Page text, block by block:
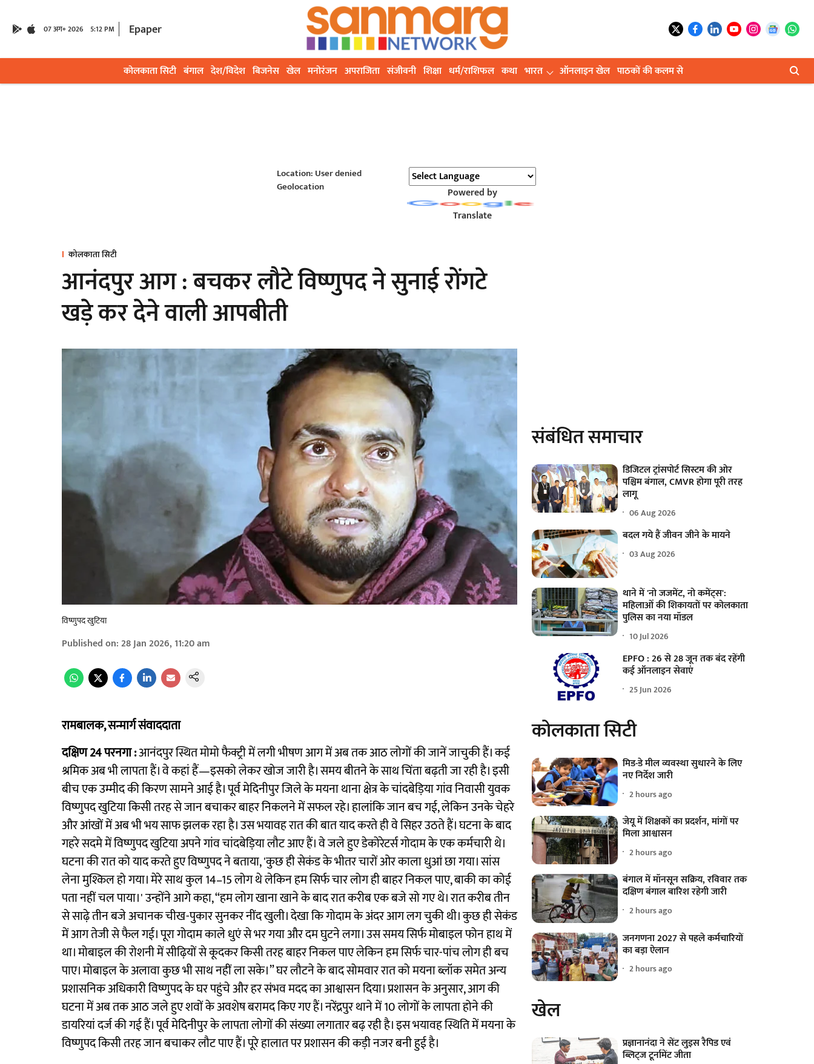
07 अग॰ 2026 5:12 PM Epaper
कोलकाता सिटी बंगाल देश/विदेश बिजनेस खेल मनोरंजन अपराजिता संजीवनी शिक्षा धर्म/राशिफल कथा भारत ऑनलाइन खेल पाठकों की कलम से
Location: User denied
Geolocation
Powered by
Translate
कोलकाता सिटी
आनंदपुर आग : बचकर लौटे विष्णुपद ने सुनाई रोंगटे
खड़े कर देने वाली आपबीती
विष्णुपद खुटिया
Published on:28 Jan 2026, 11:20 am
रामबालक, सन्मार्ग संवाददाता
दक्षिण 24 परनगा :आनंदपुर स्थित मोमो फैक्ट्री में लगी भीषण आग में अब तक आठ लोगों की जानें जाचुकी हैं। कई
श्रमिक अब भी लापता हैं। वे कहां हैं—इसको लेकर खोज जारी है। समय बीतने के साथ चिंता बढ़ती जा रही है। इसी
बीच एक उम्मीद की किरण सामने आई है। पूर्व मेदिनीपुर जिले के मयना थाना क्षेत्र के चांदबेड़िया गांव निवासी युवक
विष्णुपद खुटिया किसी तरह से जान बचाकर बाहर निकलने में सफल रहे। हालांकि जान बच गई, लेकिन उनके चेहरे
और आंखों में अब भी भय साफ झलक रहा है। उस भयावह रात की बात याद करते ही वे सिहर उठते हैं। घटना के बाद
गहरे सदमे में विष्णुपद खुटिया अपने गांव चांदबेड़िया लौट आए हैं। वे जले हुए डेकोरेटर्स गोदाम के एक कर्मचारी थे।
घटना की रात को याद करते हुए विष्णुपद ने बताया, 'कुछ ही सेकंड के भीतर चारों ओर काला धुआं छा गया। सांस
लेना मुश्किल हो गया। मेरे साथ कुल 14–15 लोग थे लेकिन हम सिर्फ चार लोग ही बाहर निकल पाए, बाकी का कोई
पता नहीं चल पाया।' उन्होंने आगे कहा, “हम लोग खाना खाने के बाद रात करीब एक बजे सो गए थे। रात करीब तीन
से साढ़े तीन बजे अचानक चीख-पुकार सुनकर नींद खुली। देखा कि गोदाम के अंदर आग लग चुकी थी। कुछ ही सेकंड
में आग तेजी से फैल गई। पूरा गोदाम काले धुएं से भर गया और दम घुटने लगा। उस समय सिर्फ मोबाइल फोन हाथ में
था। मोबाइल की रोशनी में सीढ़ियों से कूदकर किसी तरह बाहर निकल पाए लेकिन हम सिर्फ चार-पांच लोग ही बच
पाए। मोबाइल के अलावा कुछ भी साथ नहीं ला सके।” घर लौटने के बाद सोमवार रात को मयना ब्लॉक समेत अन्य
प्रशासनिक अधिकारी विष्णुपद के घर पहुंचे और हर संभव मदद का आश्वासन दिया। प्रशासन के अनुसार, आग की
घटना में अब तक आठ जले हुए शवों के अवशेष बरामद किए गए हैं। नरेंद्रपुर थाने में 10 लोगों के लापता होने की
डायरियां दर्ज की गई हैं। पूर्व मेदिनीपुर के लापता लोगों की संख्या लगातार बढ़ रही है। इस भयावह स्थिति में मयना के
विष्णुपद किसी तरह जान बचाकर लौट पाए हैं। पूरे हालात पर प्रशासन की कड़ी नजर बनी हुई है।
संबंधित समाचार
डिजिटल ट्रांसपोर्ट सिस्टम की ओर
पश्चिम बंगाल, CMVR होगा पूरी तरह
लागू
06 Aug 2026
बदल गये हैं जीवन जीने के मायने
03 Aug 2026
थाने में 'नो जजमेंट, नो कमेंट्स':
महिलाओं की शिकायतों पर कोलकाता
पुलिस का नया मॉडल
10 Jul 2026
EPFO : 26 से 28 जून तक बंद रहेंगी
कई ऑनलाइन सेवाएं
25 Jun 2026
कोलकाता सिटी
मिड-डे मील व्यवस्था सुधारने के लिए
नए निर्देश जारी
2 hours ago
जेयू में शिक्षकों का प्रदर्शन, मांगों पर
मिला आश्वासन
2 hours ago
बंगाल में मॉनसून सक्रिय, रविवार तक
दक्षिण बंगाल बारिश रहेगी जारी
2 hours ago
जनगणना 2027 से पहले कर्मचारियों
का बड़ा ऐलान
2 hours ago
खेल
प्रज्ञानानंदा ने सेंट लुइस रैपिड एवं
ब्लिट्ज टूर्नामेंट जीता